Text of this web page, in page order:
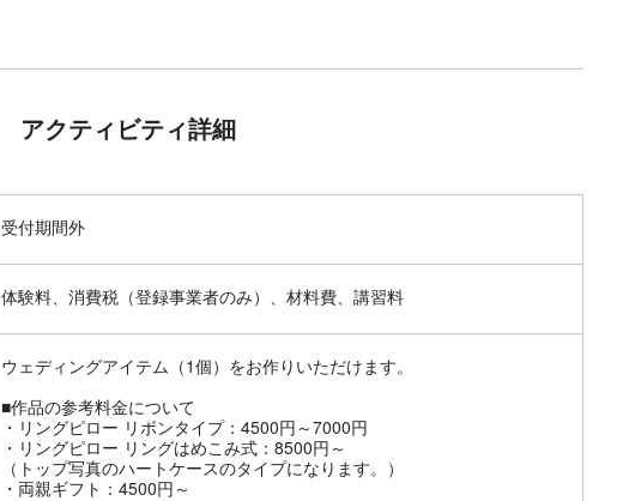
アクティビティ詳細
受付期間外
体験料、消費税（登録事業者のみ）、材料費、講習料
ウェディングアイテム（1個）をお作りいただけます。
■作品の参考料金について
・リングピロー リボンタイプ：4500円～7000円
・リングピロー リングはめこみ式：8500円～
（トップ写真のハートケースのタイプになります。）
・両親ギフト：4500円～